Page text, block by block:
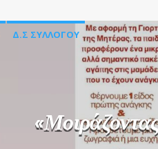
Δ.Σ ΣΥΛΛΟΓΟΥ